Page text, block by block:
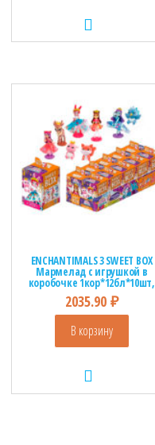
ENCHANTIMALS 3 SWEET BOX
Мармелад с игрушкой в
коробочке 1кор*12бл*10шт,
10г.
2035.90 ₽
В корзину